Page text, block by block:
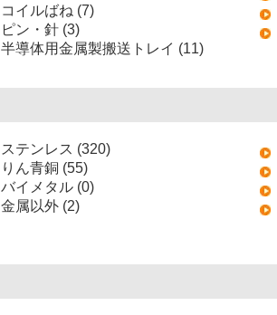
コイルばね (7)
ピン・針 (3)
半導体用金属製搬送トレイ (11)
ステンレス (320)
りん青銅 (55)
バイメタル (0)
金属以外 (2)